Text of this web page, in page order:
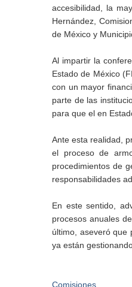
accesibilidad, la
Hernández,
de México y
Al impartir la
Estado de México
con un mayor
parte de las
para que el en
Ante esta realidad,
el proceso de
procedimientos de
responsabilidades
En este sentido,
procesos anuales
último, aseveró que
ya están
Comisiones